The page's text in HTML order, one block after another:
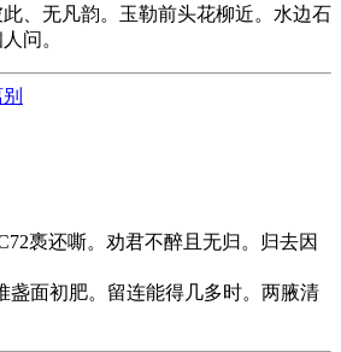
、无凡韵。玉勒前头花柳近。水边石
问。
褭还嘶。劝君不醉且无归。归去因
盏面初肥。留连能得几多时。两腋清